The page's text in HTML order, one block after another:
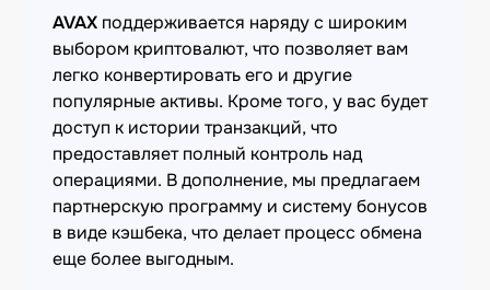
AVAX поддерживается наряду с широким
выбором криптовалют, что позволяет вам
легко конвертировать его и другие
популярные активы. Кроме того, у вас будет
доступ к истории транзакций, что
предоставляет полный контроль над
операциями. В дополнение, мы предлагаем
партнерскую программу и систему бонусов
в виде кэшбека, что делает процесс обмена
еще более выгодным.